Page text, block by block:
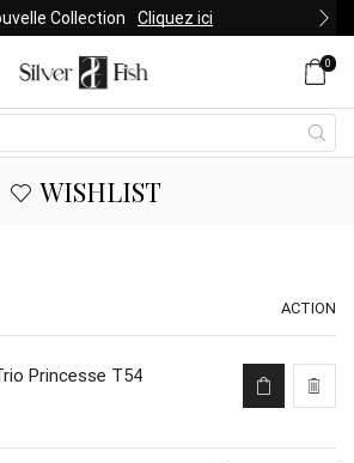
Collection Cliquez ici
0
WISHLIST
ACTION
Princesse T54